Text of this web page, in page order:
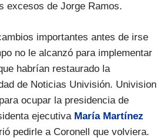
excesos de Jorge Ramos.
importantes antes de irse
no le alcanzó para implementar
habrían restaurado la
de Noticias Univisión. Univision
ocupar la presidencia de
ejecutiva María Martínez
pedirle a Coronell que volviera.